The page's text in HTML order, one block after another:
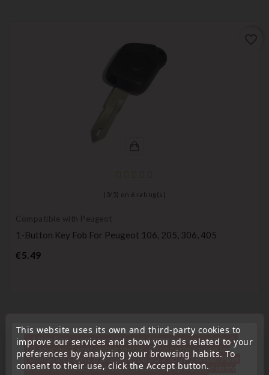
( 3/ 5) on 6 rating(s)
Compatible with Peugeot
1-Button Key Fob For Peugeot 106, 205, 306, 405
€5.49Price
16 Other Products In The Same Category:
This website uses its own and third-party cookies to
improve our services and show you ads related to your
preferences by analyzing your browsing habits. To
consent to their use, click the Accept button.
« Attention, notre société sera fermée pour congés du
10 aout au 1 septembre inclus. Pour cette raison les
commandes sont traitées jusqu'au 7 aout 14H00. Pour
le service réparation nous devons réceptionner votre